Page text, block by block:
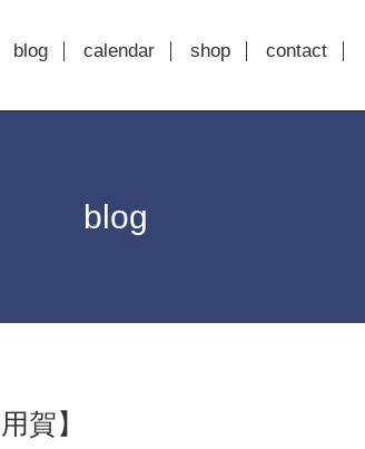
blog calendar shop contact
blog
賀】